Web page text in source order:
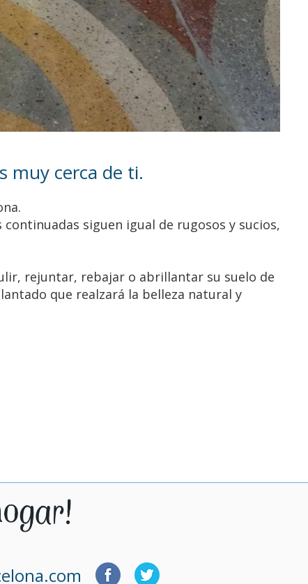
muy cerca de ti.
siguen igual de rugosos y sucios,
rejuntar, rebajar o abrillantar su suelo de
que realzará la belleza natural y